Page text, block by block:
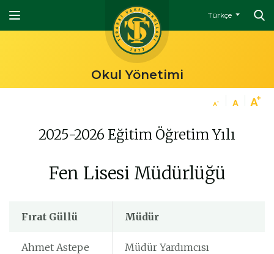
Türkçe
Okul Yönetimi
2025-2026 Eğitim Öğretim Yılı
Fen Lisesi Müdürlüğü
Fırat Güllü Müdür
Ahmet Astepe Müdür Yardımcısı